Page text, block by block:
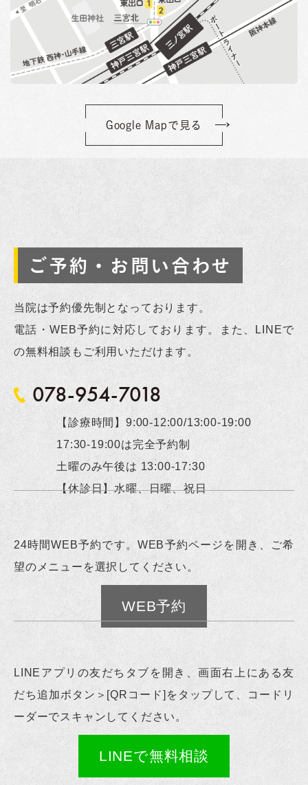
Google Mapで見る
ご予約・お問い合わせ
当院は予約優先制となっております。
電話・WEB予約に対応しております。また、LINEで
の無料相談もご利用いただけます。
078-954-7018
【診療時間】9:00-12:00/13:00-19:00
17:30-19:00は完全予約制
土曜のみ午後は 13:00-17:30
【休診日】水曜、日曜、祝日
24時間WEB予約です。WEB予約ページを開き、ご希
望のメニューを選択してください。
WEB予約
LINEアプリの友だちタブを開き、画面右上にある友
だち追加ボタン＞[QRコード]をタップして、コードリ
ーダーでスキャンしてください。
LINEで無料相談